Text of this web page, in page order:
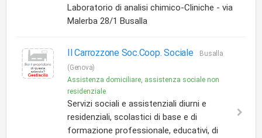
Laboratorio di analisi chimico-Cliniche - via
Malerba 28/1 Busalla
Il Carrozzone Soc.Coop. Sociale
Busalla
(Genova)
Assistenza domiciliare, assistenza sociale non
residenziale
Servizi sociali e assistenziali diurni e
residenziali, scolastici di base e di
formazione professionale, educativi, di